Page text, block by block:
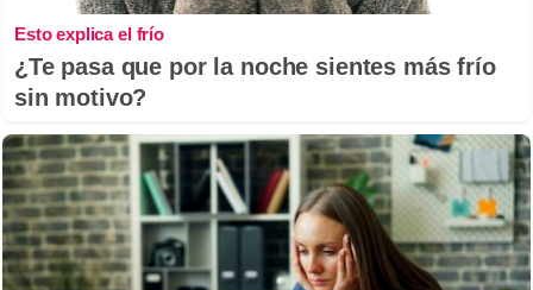
Esto explica el frío
¿Te pasa que por la noche sientes más frío
sin motivo?